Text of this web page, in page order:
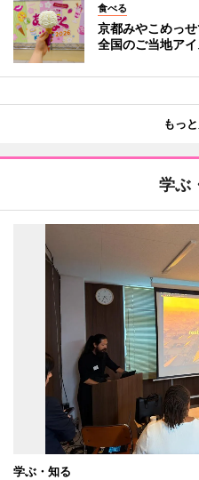
食べる
京都みやこめっ
全国のご当地ア
もっ
学ぶ
学ぶ・知る